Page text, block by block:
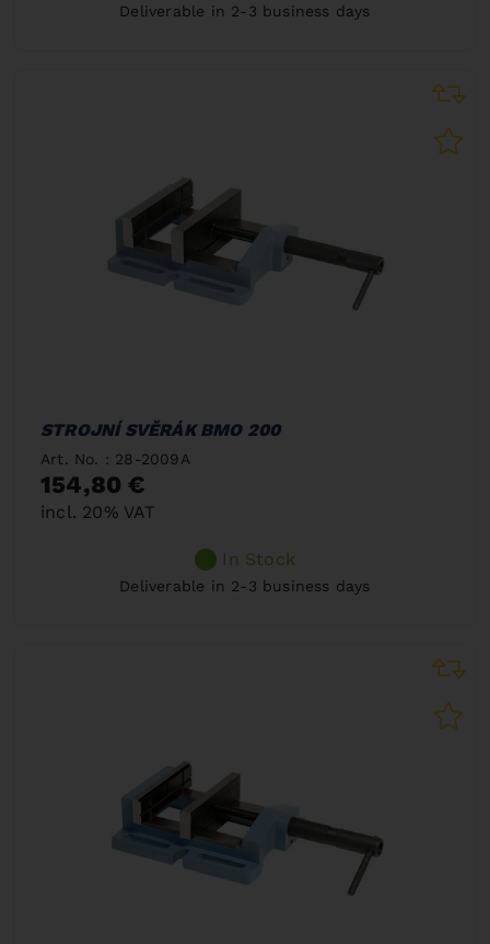
Deliverable in 2-3 business days
STROJNÍ SVĚRÁK BMO 200
Art. No. : 28-2009A
154,80 €
incl. 20% VAT
In Stock
Deliverable in 2-3 business days